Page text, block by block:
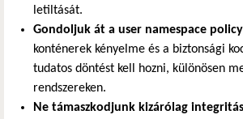
letiltását.
Gondoljuk át a user namespace
konténerek kényelme és a biztonsági
tudatos döntést kell hozni, különösen
rendszereken.
Ne támaszkodjunk kizárólag